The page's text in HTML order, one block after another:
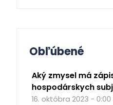
Obľúbené
Aký zmysel má
hospodárskych
16. októbra 2023 - 0:00